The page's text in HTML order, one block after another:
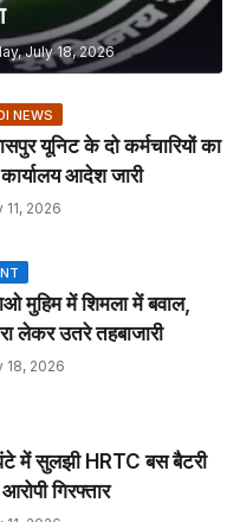
July 18, 2026
NEWS
यूनिट के दो कर्मचारियों का
आदेश जारी
11, 2026
मुहिम में शिमला में बवाल,
लेकर उतरे तहबाजारी
18, 2026
में सुलझी HRTC बस बैटरी
गिरफ्तार